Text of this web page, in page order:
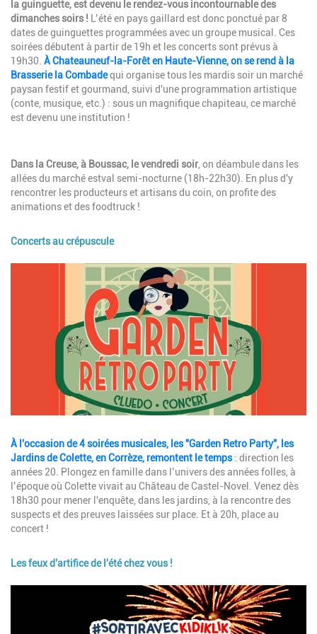
la guinguette, est devenu le rendez-vous incontournable des
dimanches soirs ! L’été en pays gaillard est donc ponctué par 8
dates de guinguettes programmées avec un groupe musical. Ces
soirées débutent à partir de 19h et les concerts sont prévus à
19h30. À Chateauneuf-la-Forêt en Haute-Vienne, on se rend à la
Brasserie la Combadequi organise tous les mardis soir un marché
paysan festif et gourmand, suivi d'une programmation artistique
(conte, musique, etc.) : sous un magnifique chapiteau, ce marché
est devenu une institution !
Description
Dans la Creuse, à Boussac, le vendredi soir , on déambule dans les
allées du marché estval semi-nocturne (18h-22h30). En plus d'y
rencontrer les producteurs et artisans du coin, on profite des
animations et des foodtruck !
Concerts au crépuscule
Description
À l'occasion de 4 soirées musicales, les "Garden Retro Party", les
Jardins de Colette, en Corrèze, remontent le temps: direction les
années 20. Plongez en famille dans l’univers des années folles, à
l’époque où Colette vivait au Château de Castel-Novel. Venez dès
18h30 pour mener l'enquête, dans les jardins, à la rencontre des
suspects et des preuves laissées sur place. Et à 20h, place au
concert !
Les feux d'artifice de l'été chez vous !